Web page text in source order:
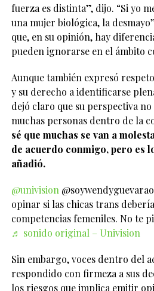
fuerza es distinta”, dijo. “Si yo
una mujer biológica, la
que, en su opinión, hay
pueden ignorarse en el ámbito
Aunque también expresó
y su derecho a identificarse
dejó claro que su perspectiva
muchas personas dentro de la
sé que muchas se van a
de acuerdo conmigo, pero es
añadió.
@univision
opinar si las chicas trans
competencias femeniles. No te
♬ sonido original – Univision
Sin embargo, voces dentro del
respondido con firmeza a sus
los riesgos que implica emitir